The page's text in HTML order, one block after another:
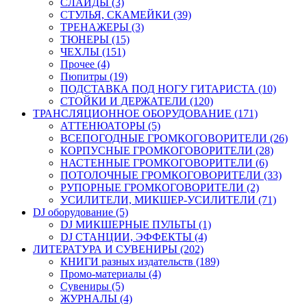
СТУЛЬЯ, СКАМЕЙКИ (39)
ТРЕНАЖЕРЫ (3)
ТЮНЕРЫ (15)
ЧЕХЛЫ (151)
Прочее (4)
Пюпитры (19)
ПОДСТАВКА ПОД НОГУ ГИТАРИСТА (10)
СТОЙКИ И ДЕРЖАТЕЛИ (120)
ТРАНСЛЯЦИОННОЕ ОБОРУДОВАНИЕ (171)
АТТЕНЮАТОРЫ (5)
ВСЕПОГОДНЫЕ ГРОМКОГОВОРИТЕЛИ (26)
КОРПУСНЫЕ ГРОМКОГОВОРИТЕЛИ (28)
НАСТЕННЫЕ ГРОМКОГОВОРИТЕЛИ (6)
ПОТОЛОЧНЫЕ ГРОМКОГОВОРИТЕЛИ (33)
РУПОРНЫЕ ГРОМКОГОВОРИТЕЛИ (2)
УСИЛИТЕЛИ, МИКШЕР-УСИЛИТЕЛИ (71)
DJ оборудование (5)
DJ МИКШЕРНЫЕ ПУЛЬТЫ (1)
DJ СТАНЦИИ, ЭФФЕКТЫ (4)
ЛИТЕРАТУРА И СУВЕНИРЫ (202)
КНИГИ разных издательств (189)
Промо-материалы (4)
Сувениры (5)
ЖУРНАЛЫ (4)